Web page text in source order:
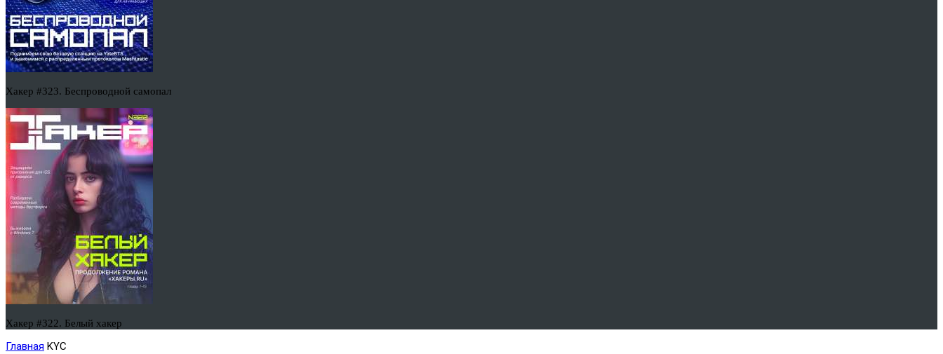
Хакер #323. Беспроводной самопал
Хакер #322. Белый хакер
Главная KYC